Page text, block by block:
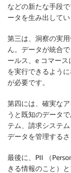
などの新たな手段
ータを生み出してい
第三は、洞察の実
ん。データが統合
ールス、e コマー
を実行できるよう
が必要です。
第四には、確実な
うと既知のデータ
テム、請求システ
データを管理する
最後に、PII （
きる情報のこと）